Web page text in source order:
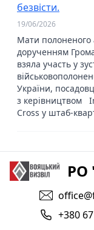
безвісти.
19/06/2026
Мати полоненого
дорученням
взяла участь у
України,
з керівництвом
Cross у штаб-
+380